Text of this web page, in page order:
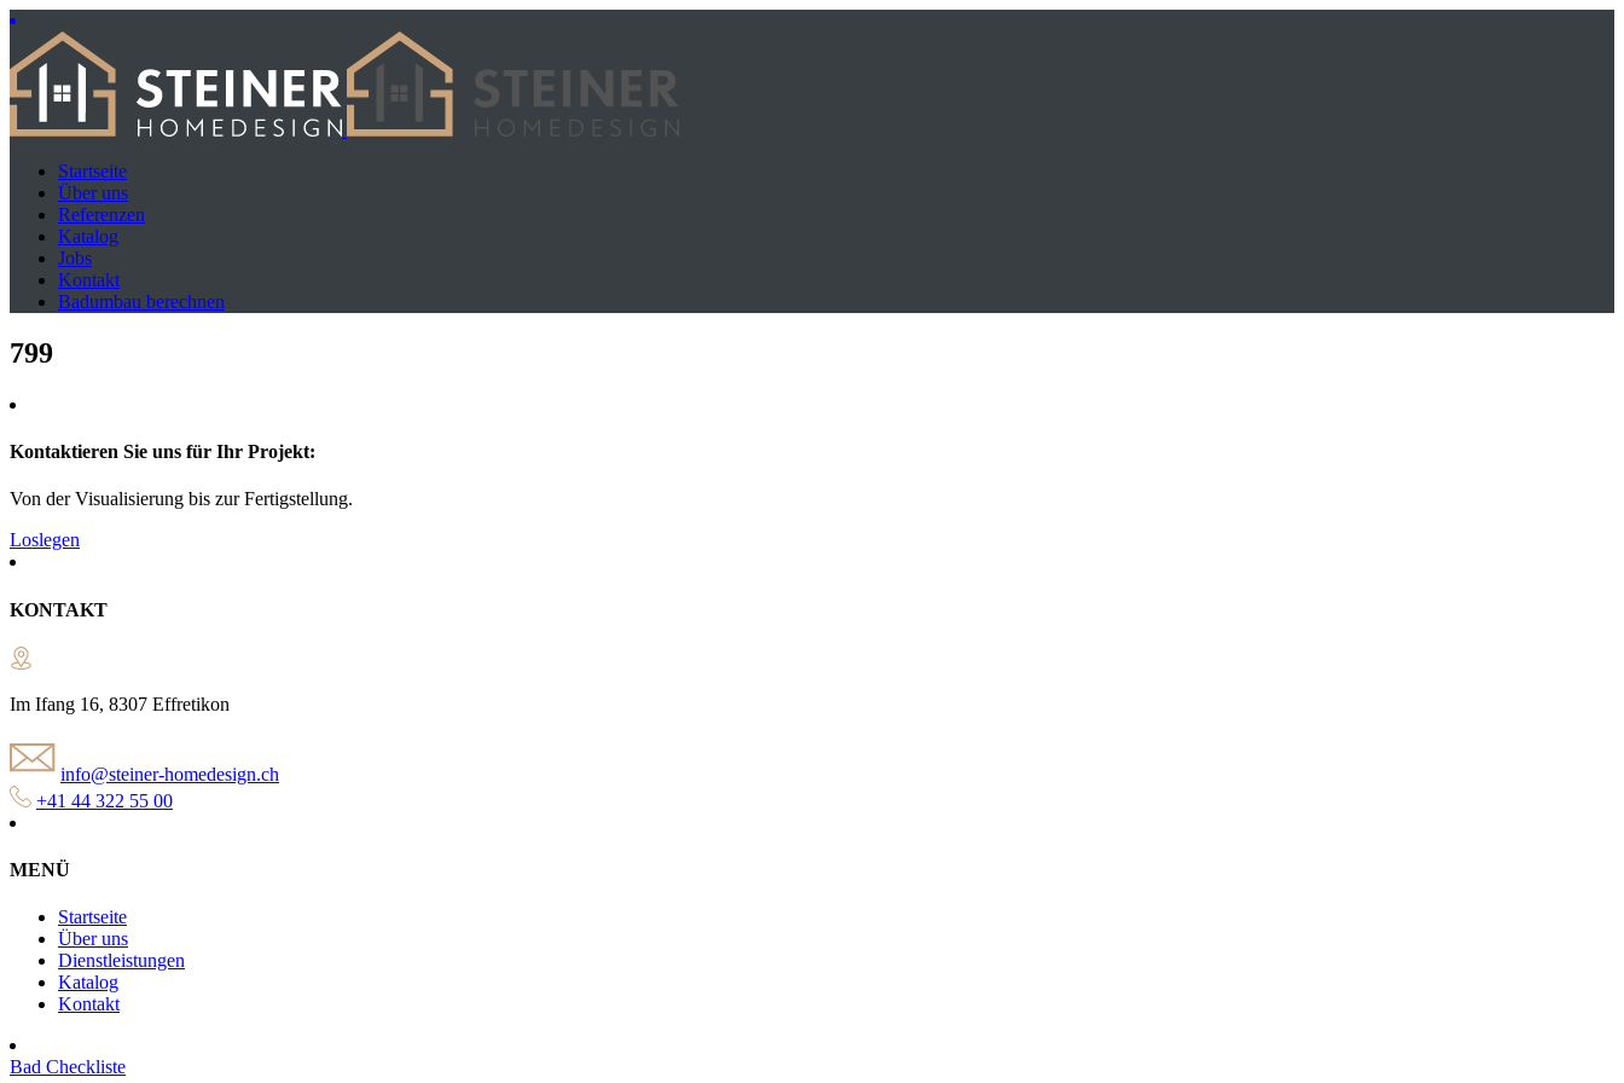
Startseite
Über uns
Referenzen
Katalog
Jobs
Kontakt
Badumbau berechnen
799
Kontaktieren Sie uns für Ihr Projekt:
Von der Visualisierung bis zur Fertigstellung.
Loslegen
KONTAKT
Im Ifang 16, 8307 Effretikon
info@steiner-homedesign.ch
+41 44 322 55 00
MENÜ
Startseite
Über uns
Dienstleistungen
Katalog
Kontakt
Bad Checkliste